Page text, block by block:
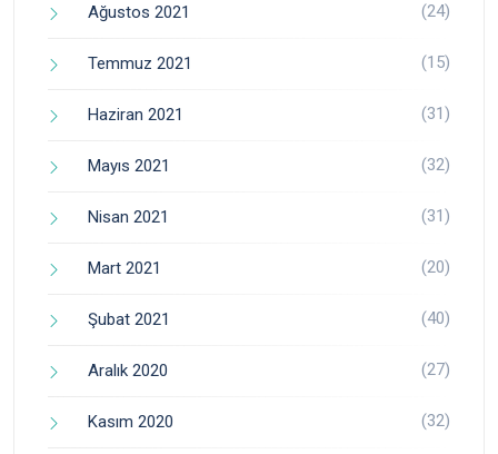
Ağustos 2021 (24)
Temmuz 2021 (15)
Haziran 2021 (31)
Mayıs 2021 (32)
Nisan 2021 (31)
Mart 2021 (20)
Şubat 2021 (40)
Aralık 2020 (27)
Kasım 2020 (32)